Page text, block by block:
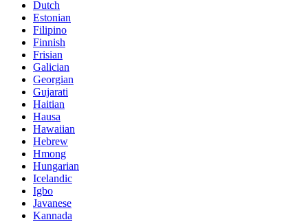
Dutch
Estonian
Filipino
Finnish
Frisian
Galician
Georgian
Gujarati
Haitian
Hausa
Hawaiian
Hebrew
Hmong
Hungarian
Icelandic
Igbo
Javanese
Kannada